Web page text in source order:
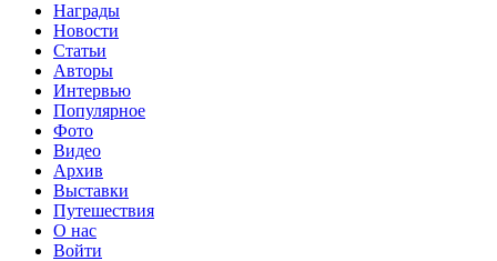
Награды
Новости
Статьи
Авторы
Интервью
Популярное
Фото
Видео
Архив
Выставки
Путешествия
О нас
Войти